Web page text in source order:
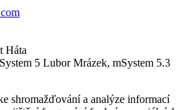
Háta
Lubor Mrázek, mSystem 5.3
shromažďování a analýze informací